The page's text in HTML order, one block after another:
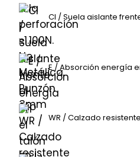
CI / Suela aislante
E / Absorción energía
WR / Calzado